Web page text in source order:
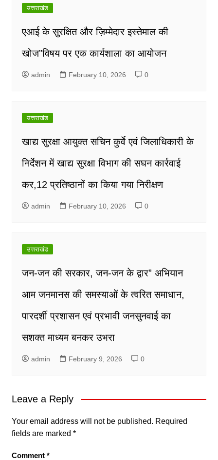
उत्तराखंड
एआई के सुरक्षित और ज़िम्मेदार इस्तेमाल की
खोज”विषय पर एक कार्यशाला का आयोजन
admin February 10, 2026 0
उत्तराखंड
खाद्य सुरक्षा आयुक्त सचिन कुर्वे एवं जिलाधिकारी के
निर्देशन में खाद्य सुरक्षा विभाग की सघन कार्रवाई
कर,12 प्रतिष्ठानों का किया गया निरीक्षण
admin February 10, 2026 0
उत्तराखंड
जन-जन की सरकार, जन-जन के द्वार” अभियान
आम जनमानस की समस्याओं के त्वरित समाधान,
पारदर्शी प्रशासन एवं प्रभावी जनसुनवाई का
सशक्त माध्यम बनकर उभरा
admin February 9, 2026 0
Leave a Reply
Your email address will not be published. Required
fields are marked *
Comment *